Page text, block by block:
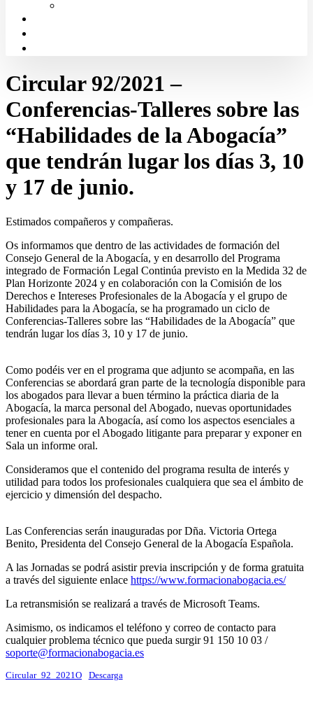
Circular 92/2021 –
Conferencias-Talleres sobre las
“Habilidades de la Abogacía”
que tendrán lugar los días 3, 10
y 17 de junio.
Estimados compañeros y compañeras.
Os informamos que dentro de las actividades de formación del
Consejo General de la Abogacía, y en desarrollo del Programa
integrado de Formación Legal Continúa previsto en la Medida 32 de
Plan Horizonte 2024 y en colaboración con la Comisión de los
Derechos e Intereses Profesionales de la Abogacía y el grupo de
Habilidades para la Abogacía, se ha programado un ciclo de
Conferencias-Talleres sobre las “Habilidades de la Abogacía” que
tendrán lugar los días 3, 10 y 17 de junio.
Como podéis ver en el programa que adjunto se acompaña, en las
Conferencias se abordará gran parte de la tecnología disponible para
los abogados para llevar a buen término la práctica diaria de la
Abogacía, la marca personal del Abogado, nuevas oportunidades
profesionales para la Abogacía, así como los aspectos esenciales a
tener en cuenta por el Abogado litigante para preparar y exponer en
Sala un informe oral.
Consideramos que el contenido del programa resulta de interés y
utilidad para todos los profesionales cualquiera que sea el ámbito de
ejercicio y dimensión del despacho.
Las Conferencias serán inauguradas por Dña. Victoria Ortega
Benito, Presidenta del Consejo General de la Abogacía Española.
A las Jornadas se podrá asistir previa inscripción y de forma gratuita
a través del siguiente enlace https://www.formacionabogacia.es/
La retransmisión se realizará a través de Microsoft Teams.
Asimismo, os indicamos el teléfono y correo de contacto para
cualquier problema técnico que pueda surgir 91 150 10 03 /
soporte@formacionabogacia.es
Circular_92_2021O Descarga